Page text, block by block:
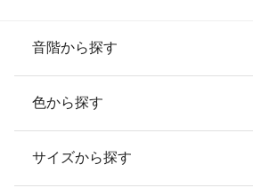
音階から探す
色から探す
サイズから探す